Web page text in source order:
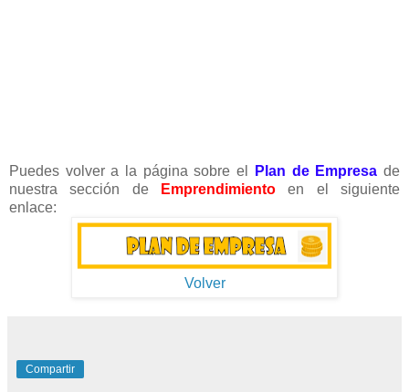
Puedes volver a la página sobre el Plan de Empresa de
nuestra sección de
Emprendimientoen el siguiente
enlace:
Volver
Compartir